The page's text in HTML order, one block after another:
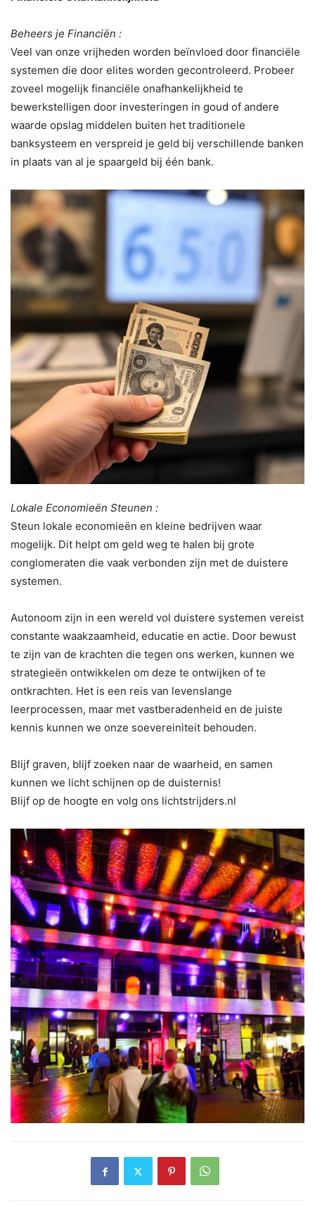
Beheers je Financiën :
Veel van onze vrijheden worden beïnvloed door financiële
systemen die door elites worden gecontroleerd. Probeer
zoveel mogelijk financiële onafhankelijkheid te
bewerkstelligen door investeringen in goud of andere
waarde opslag middelen buiten het traditionele
banksysteem en verspreid je geld bij verschillende banken
in plaats van al je spaargeld bij één bank.
Lokale Economieën Steunen :
Steun lokale economieën en kleine bedrijven waar
mogelijk. Dit helpt om geld weg te halen bij grote
conglomeraten die vaak verbonden zijn met de duistere
systemen.
Autonoom zijn in een wereld vol duistere systemen vereist
constante waakzaamheid, educatie en actie. Door bewust
te zijn van de krachten die tegen ons werken, kunnen we
strategieën ontwikkelen om deze te ontwijken of te
ontkrachten. Het is een reis van levenslange
leerprocessen, maar met vastberadenheid en de juiste
kennis kunnen we onze soevereiniteit behouden.
Blijf graven, blijf zoeken naar de waarheid, en samen
kunnen we licht schijnen op de duisternis!
Blijf op de hoogte en volg ons lichtstrijders.nl